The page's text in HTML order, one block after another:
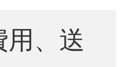
、送